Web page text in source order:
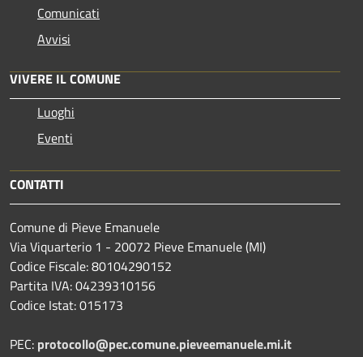
Comunicati
Avvisi
VIVERE IL COMUNE
Luoghi
Eventi
CONTATTI
Comune di Pieve Emanuele
Via Viquarterio 1 - 20072 Pieve Emanuele (MI)
Codice Fiscale: 80104290152
Partita IVA: 04239310156
Codice Istat: 015173
PEC: protocollo@pec.comune.pieveemanuele.mi.it